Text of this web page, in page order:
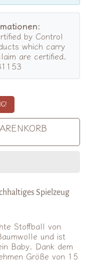
by Control
which carry
are certified.
Spielzeug
Stoffball von
und ist
Baby. Dank dem
Größe von 15